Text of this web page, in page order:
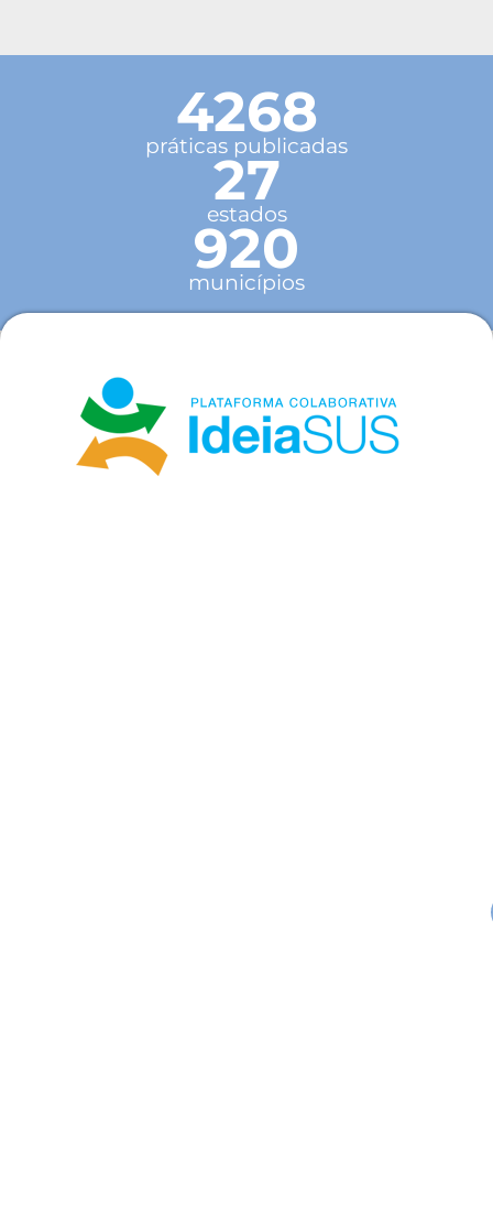
4268
práticas publicadas
27
estados
920
municípios